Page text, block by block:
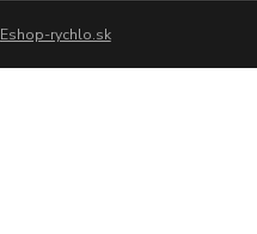
Eshop-rychlo.sk